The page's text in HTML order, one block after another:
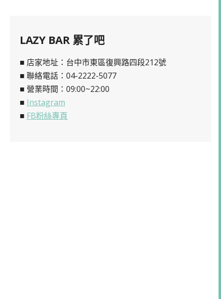
LAZY BAR 累了吧
■ 店家地址：台中市東區復興路四段212號
■ 聯絡電話：04-2222-5077
■ 營業時間：09:00~22:00
■ Instagram
■ FB粉絲專頁